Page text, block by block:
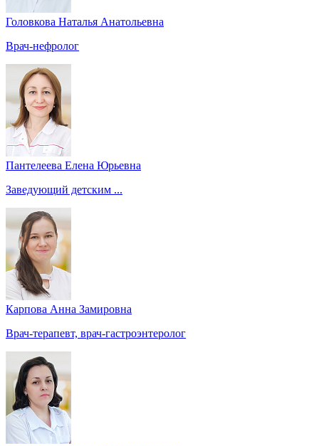
Головкова Наталья Анатольевна
Врач-нефролог
Пантелеева Елена Юрьевна
Заведующий детским ...
Карпова Анна Замировна
Врач-терапевт, врач-гастроэнтеролог